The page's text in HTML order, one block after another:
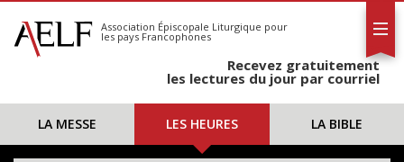
S'abonner
Calendrier
Association Épiscopale Liturgique pour
les pays Francophones
Recevez gratuitement
les lectures du jour par courriel
LA MESSE LES HEURES LA BIBLE